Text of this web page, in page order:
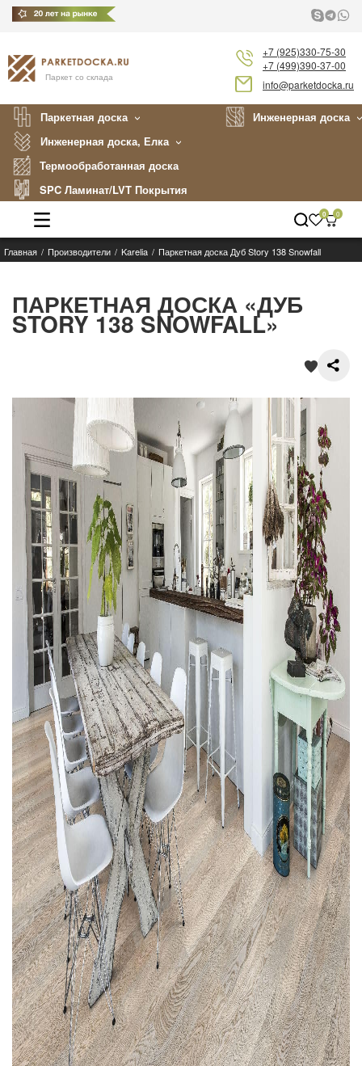
Паркет со склада
+7 (925)330-75-30
+7 (499)390-37-00
info@parketdocka.ru
Паркетная доска
Инженерная доска
Инженерная доска, Елка
Термообработанная доска
SPC Ламинат/LVT Покрытия
Каталог
Укладка
Покупателям
Акции
Контакты
0 0
Главная Производители Karelia Паркетная доска Дуб Story 138 Snowfall
ПАРКЕТНАЯ ДОСКА «ДУБ
STORY 138 SNOWFALL»